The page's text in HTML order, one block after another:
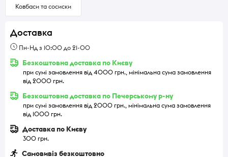
Ковбаси та сосиски
Доставка
Пн-Нд з 10:00 до 21-00
Безкоштовна доставка по Києву
при сумі замовлення від 4000 грн., мінімальна сума замовлення
від 2000 грн.
Безкоштовна доставка по Печерському р-ну
при сумі замовлення від 2000 грн., мінімальна сума замовлення
від 1000 грн.
Доставка по Києву
300 грн.
Самовивіз безкоштовно